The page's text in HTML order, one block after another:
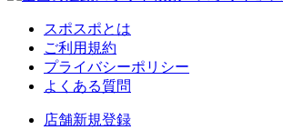
スポスポとは
ご利用規約
プライバシーポリシー
よくある質問
店舗新規登録